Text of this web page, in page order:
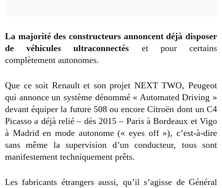
La majorité des constructeurs annoncent déjà disposer
de véhicules ultraconnectés et pour certains
complètement autonomes.
Que ce soit Renault et son projet NEXT TWO, Peugeot
qui annonce un système dénommé « Automated Driving »
devant équiper la future 508 ou encore Citroën dont un C4
Picasso a déjà relié – dès 2015 – Paris à Bordeaux et Vigo
à Madrid en mode autonome (« eyes off »), c’est-à-dire
sans même la supervision d’un conducteur, tous sont
manifestement techniquement prêts.
Les fabricants étrangers aussi, qu’il s’agisse de Général